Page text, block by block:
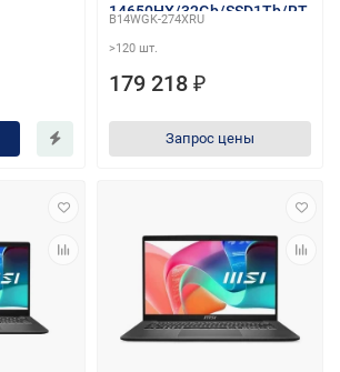
14650HX/32Gb/SSD1Tb/RT
8Gb/17.3"/IPS/QHD/DOS/bl
ack
B14WGK-274XRU
>120 шт.
179 218 ₽
Запрос цены